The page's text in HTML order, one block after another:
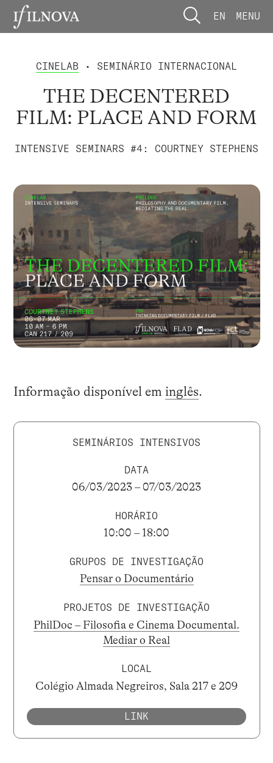
EN MENU
CINELAB • SEMINÁRIO INTERNACIONAL
THE DECENTERED
FILM: PLACE AND FORM
INTENSIVE SEMINARS #4: COURTNEY STEPHENS
Informação disponível em inglês.
SEMINÁRIOS INTENSIVOS
DATA
06/03/2023 – 07/03/2023
HORÁRIO
10:00 – 18:00
GRUPOS DE INVESTIGAÇÃO
Pensar o Documentário
PROJETOS DE INVESTIGAÇÃO
PhilDoc – Filosofia e Cinema Documental.
Mediar o Real
LOCAL
Colégio Almada Negreiros, Sala 217 e 209
LINK